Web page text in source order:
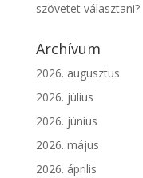
szövetet választani?
Archívum
2026. augusztus
2026. július
2026. június
2026. május
2026. április